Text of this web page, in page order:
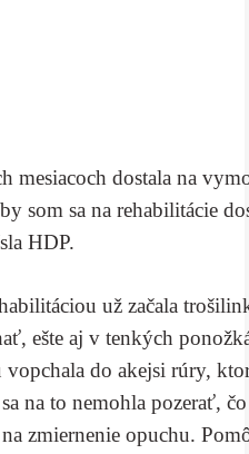
mesiacoch dostala na
som sa na rehabilitácie
HDP.
už začala
ešte aj v tenkých
vopchala do akejsi rúry,
na to nemohla pozerať,
zmiernenie opuchu.